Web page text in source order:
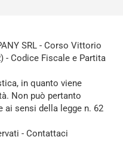
SRL - Corso Vittorio
- Codice Fiscale e Partita
in quanto viene
Non può pertanto
sensi della legge n. 62
- Contattaci